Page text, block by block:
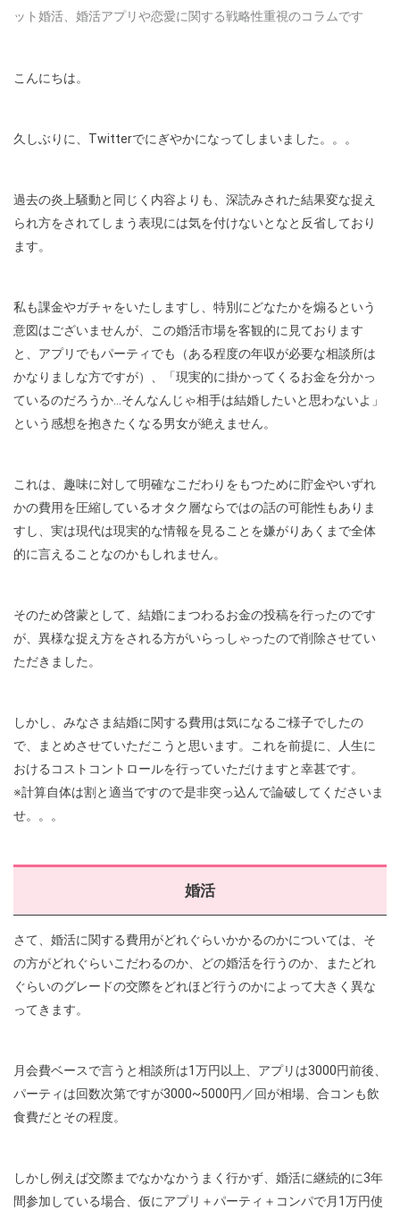
ット婚活、婚活アプリや恋愛に関する戦略性重視のコラムです
こんにちは。
久しぶりに、Twitterでにぎやかになってしまいました。。。
過去の炎上騒動と同じく内容よりも、深読みされた結果変な捉え
られ方をされてしまう表現には気を付けないとなと反省しており
ます。
私も課金やガチャをいたしますし、特別にどなたかを煽るという
意図はございませんが、この婚活市場を客観的に見ております
と、アプリでもパーティでも（ある程度の年収が必要な相談所は
かなりましな方ですが）、「現実的に掛かってくるお金を分かっ
ているのだろうか…そんなんじゃ相手は結婚したいと思わないよ」
という感想を抱きたくなる男女が絶えません。
これは、趣味に対して明確なこだわりをもつために貯金やいずれ
かの費用を圧縮しているオタク層ならではの話の可能性もありま
すし、実は現代は現実的な情報を見ることを嫌がりあくまで全体
的に言えることなのかもしれません。
そのため啓蒙として、結婚にまつわるお金の投稿を行ったのです
が、異様な捉え方をされる方がいらっしゃったので削除させてい
ただきました。
しかし、みなさま結婚に関する費用は気になるご様子でしたの
で、まとめさせていただこうと思います。これを前提に、人生に
おけるコストコントロールを行っていただけますと幸甚です。
※計算自体は割と適当ですので是非突っ込んで論破してくださいま
せ。。。
婚活
さて、婚活に関する費用がどれぐらいかかるのかについては、そ
の方がどれぐらいこだわるのか、どの婚活を行うのか、またどれ
ぐらいのグレードの交際をどれほど行うのかによって大きく異な
ってきます。
月会費ベースで言うと相談所は1万円以上、アプリは3000円前後、
パーティは回数次第ですが3000~5000円／回が相場、合コンも飲
食費だとその程度。
しかし例えば交際までなかなかうまく行かず、婚活に継続的に3年
間参加している場合、仮にアプリ＋パーティ＋コンパで月1万円使